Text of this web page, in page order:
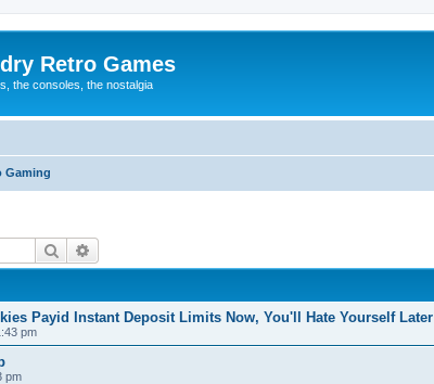
Retro Games
the consoles, the nostalgia
Gaming
Search
Payid Instant Deposit Limits Now, You'll Hate Yourself Later
pm
pm